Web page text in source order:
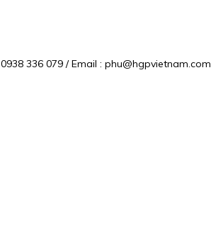
336 079 / Email : phu@hgpvietnam.com